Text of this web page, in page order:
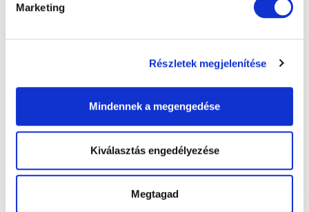
Marketing
Részletek megjelenítése
Mindennek a megengedése
Kiválasztás engedélyezése
Megtagad
„Nem megváltoztatta az életemet, hanem
visszaadta” – Szögi Csaba beszámolója a
szürkehályog műtétéről
Tovább olvasom »